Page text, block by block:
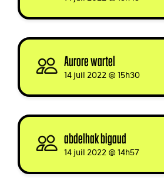
Aurore wartel
14 juil 2022 @ 15h30
abdelhak bigaud
14 juil 2022 @ 14h57